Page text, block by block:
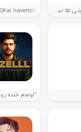
📍کانال‌رسمی‌کربلایی‌ابراهیم‌زیادزاده 🎬 فایـل هـای تـصویـری 🎼 فایـل هـای صوتـی 📅 اعـلام مراسـمات ✨Kai havertz|کای هاورتز
اومدم خنده رو به